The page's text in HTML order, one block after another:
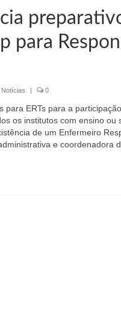
para
Notícias | 0
para ERTs para a
os institutos com ensino ou
de um Enfermeiro
e coordenadora